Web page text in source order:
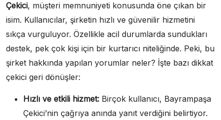
Çekici, müşteri memnuniyeti konusunda öne çıkan bir
isim. Kullanıcılar, şirketin hızlı ve güvenilir hizmetini
sıkça vurguluyor. Özellikle acil durumlarda sundukları
destek, pek çok kişi için bir kurtarıcı niteliğinde. Peki, bu
şirket hakkında yapılan yorumlar neler? İşte bazı dikkat
çekici geri dönüşler:
Hızlı ve etkili hizmet: Birçok kullanıcı, Bayrampaşa
Çekici’nin çağrıya anında yanıt verdiğini belirtiyor.